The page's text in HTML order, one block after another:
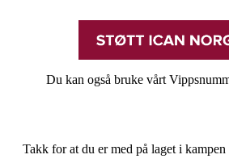
Du kan også bruke vårt
Takk for at du er med på laget i